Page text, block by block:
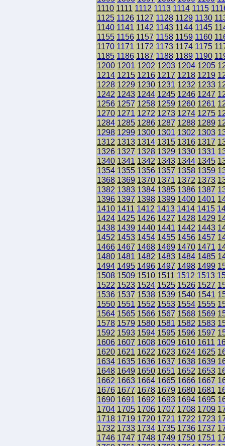
1110 1111 1112 1113 1114 1115
1125 1126 1127 1128 1129 1130
1140 1141 1142 1143 1144 1145
1155 1156 1157 1158 1159 1160
1170 1171 1172 1173 1174 1175
1185 1186 1187 1188 1189 1190
1200 1201 1202 1203 1204 1205
1214 1215 1216 1217 1218 1219
1228 1229 1230 1231 1232 1233
1242 1243 1244 1245 1246 1247
1256 1257 1258 1259 1260 1261
1270 1271 1272 1273 1274 1275
1284 1285 1286 1287 1288 1289
1298 1299 1300 1301 1302 1303
1312 1313 1314 1315 1316 1317
1326 1327 1328 1329 1330 1331
1340 1341 1342 1343 1344 1345
1354 1355 1356 1357 1358 1359
1368 1369 1370 1371 1372 1373
1382 1383 1384 1385 1386 1387
1396 1397 1398 1399 1400 1401
1410 1411 1412 1413 1414 1415
1424 1425 1426 1427 1428 1429
1438 1439 1440 1441 1442 1443
1452 1453 1454 1455 1456 1457
1466 1467 1468 1469 1470 1471
1480 1481 1482 1483 1484 1485
1494 1495 1496 1497 1498 1499
1508 1509 1510 1511 1512 1513
1522 1523 1524 1525 1526 1527
1536 1537 1538 1539 1540 1541
1550 1551 1552 1553 1554 1555
1564 1565 1566 1567 1568 1569
1578 1579 1580 1581 1582 1583
1592 1593 1594 1595 1596 1597
1606 1607 1608 1609 1610 1611
1620 1621 1622 1623 1624 1625
1634 1635 1636 1637 1638 1639
1648 1649 1650 1651 1652 1653
1662 1663 1664 1665 1666 1667
1676 1677 1678 1679 1680 1681
1690 1691 1692 1693 1694 1695
1704 1705 1706 1707 1708 1709
1718 1719 1720 1721 1722 1723
1732 1733 1734 1735 1736 1737
1746 1747 1748 1749 1750 1751